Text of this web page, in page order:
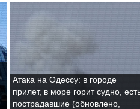
Атака на Одессу: в городе
прилет, в море горит судно,
пострадавшие (обновлено,